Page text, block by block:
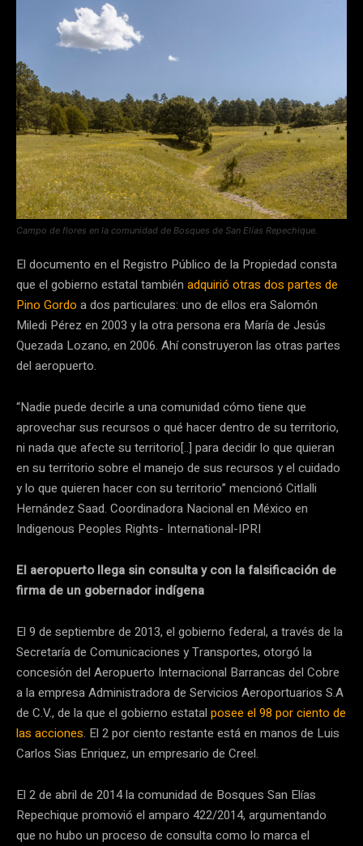
Campo de flores en la comunidad de Bosques de San Elías Repechique.
El documento en el Registro Público de la Propiedad consta
que el gobierno estatal también adquirió otras dos partes de
Pino Gordo a dos particulares: uno de ellos era Salomón
Miledi Pérez en 2003 y la otra persona era María de Jesús
Quezada Lozano, en 2006. Ahí construyeron las otras partes
del aeropuerto.
“Nadie puede decirle a una comunidad cómo tiene que
aprovechar sus recursos o qué hacer dentro de su territorio,
ni nada que afecte su territorio[..] para decidir lo que quieran
en su territorio sobre el manejo de sus recursos y el cuidado
y lo que quieren hacer con su territorio” mencionó Citlalli
Hernández Saad. Coordinadora Nacional en México en
Indigenous Peoples Rights- International-IPRI
El aeropuerto llega sin consulta y con la falsificación de
firma de un gobernador indígena
El 9 de septiembre de 2013, el gobierno federal, a través de la
Secretaría de Comunicaciones y Transportes, otorgó la
concesión del Aeropuerto Internacional Barrancas del Cobre
a la empresa Administradora de Servicios Aeroportuarios S.A
de C.V., de la que el gobierno estatal posee el 98 por ciento de
las acciones. El 2 por ciento restante está en manos de Luis
Carlos Sias Enriquez, un empresario de Creel.
El 2 de abril de 2014 la comunidad de Bosques San Elías
Repechique promovió el amparo 422/2014, argumentando
que no hubo un proceso de consulta como lo marca el